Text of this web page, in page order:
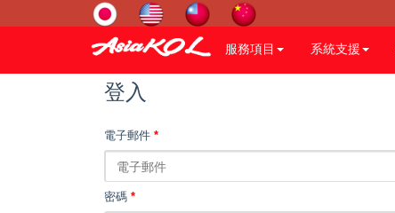
服務項目 系統支援
登入
電子郵件 *
密碼 *